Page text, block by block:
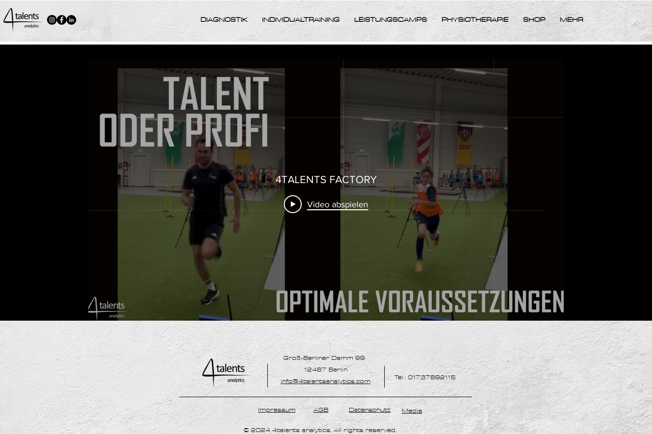
Neuigkeiten DIAGNOSTIK INDIVIDUALTRAINING LEISTUNGSCAMPS PHYSIOTHERAPIE SHOP MEHR
4TALENTS FACTORY
Video abspielen
Groß-Berliner Damm 99,
12487 Berlin
info@4talentsanalytics.com
Tel.: 01737892115
Impressum AGB Datenschutz
Media
© 2024 4talents analytics. All rights reserved.